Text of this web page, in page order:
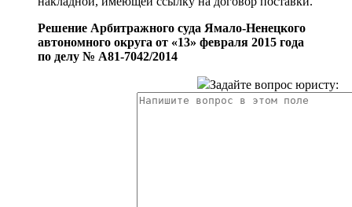
Решение Арбитражного суда Ямало-Ненецкого
автономного округа от «13» февраля 2015 года
по делу № А81-7042/2014
Задайте вопрос юристу: